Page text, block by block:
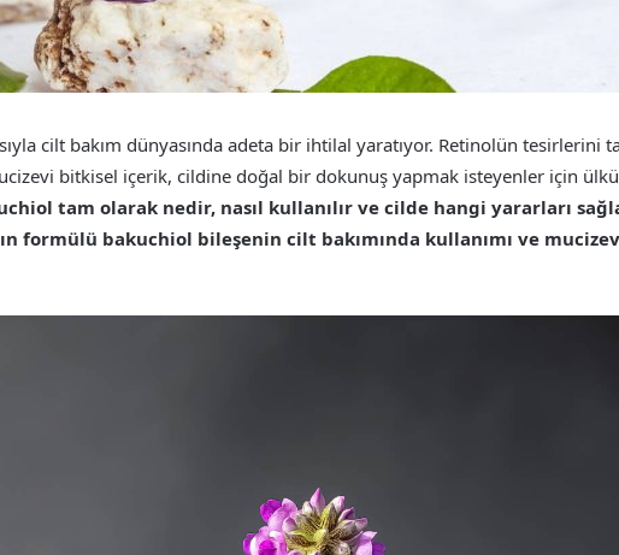
cilt bakım dünyasında adeta bir ihtilal yaratıyor. Retinolün tesirlerini
bitkisel içerik, cildine doğal bir dokunuş yapmak isteyenler için
tam olarak nedir, nasıl kullanılır ve cilde hangi yararları
formülü bakuchiol bileşenin cilt bakımında kullanımı ve